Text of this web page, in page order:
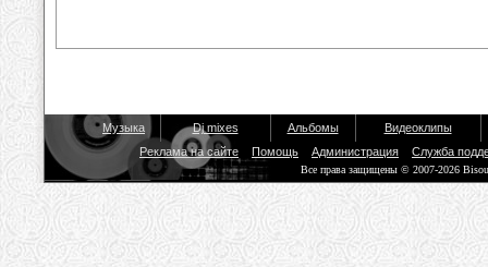
Музыка Dj mixes Альбомы
Видеоклипы
Реклама на сайте
Помощь Администрация Служба
Все права защищены © 2007-2026